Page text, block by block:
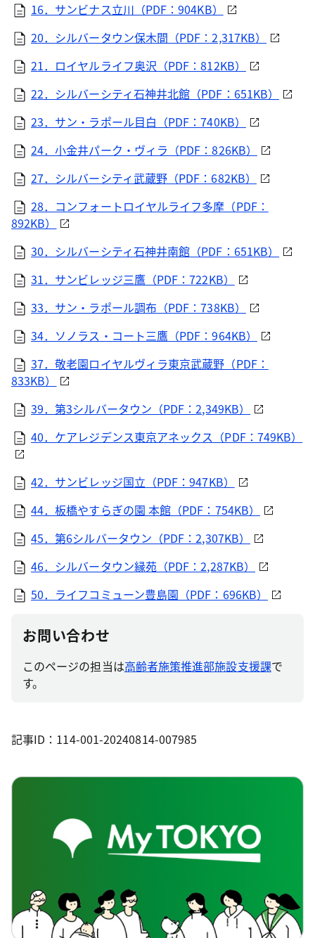
16．サンビナス立川（PDF：904KB）
20．シルバータウン保木間（PDF：2,317KB）
21．ロイヤルライフ奥沢（PDF：812KB）
22．シルバーシティ石神井北館（PDF：651KB）
23．サン・ラポール目白（PDF：740KB）
24．小金井パーク・ヴィラ（PDF：826KB）
27．シルバーシティ武蔵野（PDF：682KB）
28．コンフォートロイヤルライフ多摩（PDF：
892KB）
30．シルバーシティ石神井南館（PDF：651KB）
31．サンビレッジ三鷹（PDF：722KB）
33．サン・ラポール調布（PDF：738KB）
34．ソノラス・コート三鷹（PDF：964KB）
37．敬老園ロイヤルヴィラ東京武蔵野（PDF：
833KB）
39．第3シルバータウン（PDF：2,349KB）
40．ケアレジデンス東京アネックス（PDF：749KB）
42．サンビレッジ国立（PDF：947KB）
44．板橋やすらぎの園 本館（PDF：754KB）
45．第6シルバータウン（PDF：2,307KB）
46．シルバータウン縁苑（PDF：2,287KB）
50．ライフコミューン豊島園（PDF：696KB）
お問い合わせ
このページの担当は高齢者施策推進部施設支援課で
す。
記事ID：114-001-20240814-007985